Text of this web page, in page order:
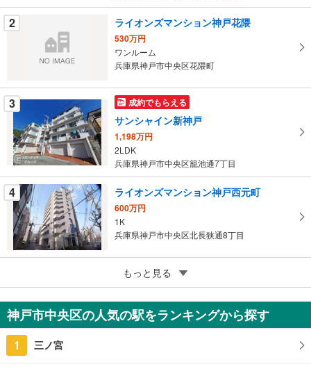
件
を
ー
ジ
に
保
存
る
2 ライオンズマンション神戸花隈
530万円
ワンルーム
兵庫県神戸市中央区花隈町
3 成約でもらえる
サンシャイン新神戸
1,198万円
2LDK
兵庫県神戸市中央区籠池通7丁目
4 ライオンズマンション神戸西元町
600万円
1K
兵庫県神戸市中央区北長狭通8丁目
成約でもらえる
ライオンズタワー神戸旧居留地
8,280万円
2LDK
もっと見る
神戸市中央区の人気の駅をランキングから探す
1 三ノ宮